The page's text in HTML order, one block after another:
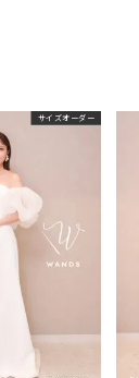
サイズオーダー